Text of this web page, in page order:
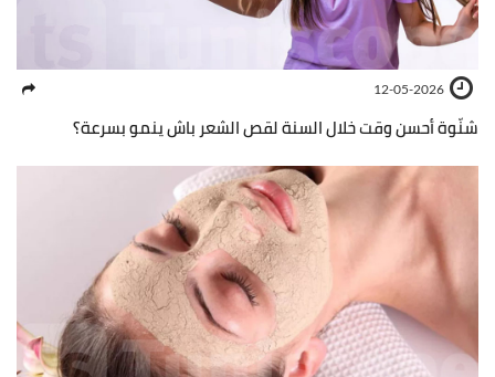
12-05-2026
شنّوة أحسن وقت خلال السنة لقص الشعر باش ينمو بسرعة؟